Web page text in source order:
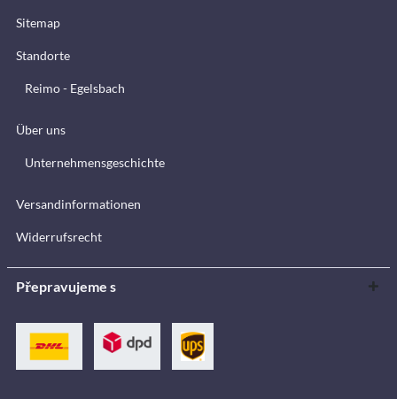
Sitemap
Standorte
Reimo - Egelsbach
Über uns
Unternehmensgeschichte
Versandinformationen
Widerrufsrecht
Přepravujeme s